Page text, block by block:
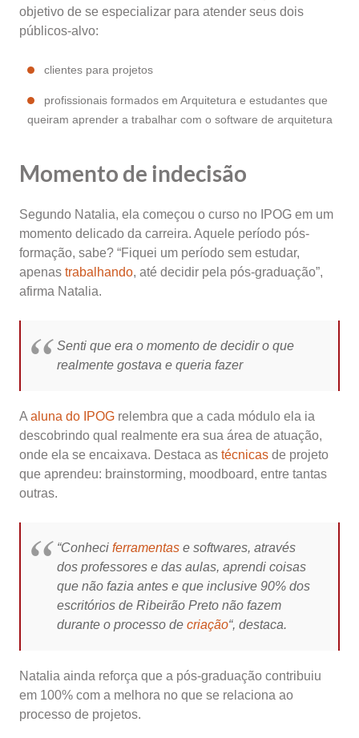
objetivo de se especializar para atender seus dois
públicos-alvo:
clientes para projetos
profissionais formados em Arquitetura e estudantes que
queiram aprender a trabalhar com o software de arquitetura
Momento de indecisão
Segundo Natalia, ela começou o curso no IPOG em um
momento delicado da carreira. Aquele período pós-
formação, sabe? “Fiquei um período sem estudar,
apenas trabalhando, até decidir pela pós-graduação”,
afirma Natalia.
Senti que era o momento de decidir o que
realmente gostava e queria fazer
A aluna do IPOG relembra que a cada módulo ela ia
descobrindo qual realmente era sua área de atuação,
onde ela se encaixava. Destaca as técnicas de projeto
que aprendeu: brainstorming, moodboard, entre tantas
outras.
“Conheci ferramentas e softwares, através
dos professores e das aulas, aprendi coisas
que não fazia antes e que inclusive 90% dos
escritórios de Ribeirão Preto não fazem
durante o processo de criação“, destaca.
Natalia ainda reforça que a pós-graduação contribuiu
em 100% com a melhora no que se relaciona ao
processo de projetos.